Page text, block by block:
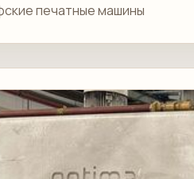
печатные машины